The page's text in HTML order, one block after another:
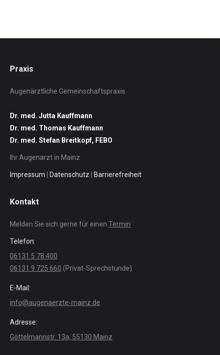
Praxis
Augenärztliche Gemeinschaftspraxis
Dr. med. Jutta Kauffmann
Dr. med. Thomas Kauffmann
Dr. med. Stefan Breitkopf, FEBO
Ihr Augenarzt in Mainz
Impressum Datenschutz Barrierefreiheit
Kontakt
Melden Sie sich gerne für einen Termin
Telefon:
06131 5 78 400
06131 9 725 660 (Privat-Sprechstunde)
E-Mail:
info@augenaerzte-mainz.de
Adresse:
Göttelmannstr. 13a, 55130 Mainz